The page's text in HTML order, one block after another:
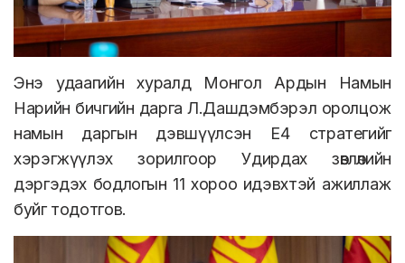
Энэ удаагийн хуралд Монгол Ардын Намын
Нарийн бичгийн дарга Л.Дашдэмбэрэл оролцож
намын даргын дэвшүүлсэн E4 стратегийг
хэрэгжүүлэх зорилгоор Удирдах зөвлөлийн
дэргэдэх бодлогын 11 хороо идэвхтэй ажиллаж
буйг тодотгов.